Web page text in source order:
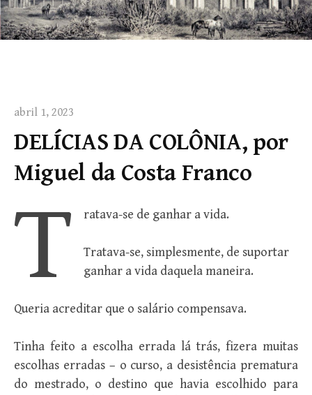
abril 1, 2023
DELÍCIAS DA COLÔNIA, por
Miguel da Costa Franco
T ratava-se de ganhar a vida.
Tratava-se, simplesmente, de suportar
ganhar a vida daquela maneira.
Queria acreditar que o salário compensava.
Tinha feito a escolha errada lá trás, fizera muitas
escolhas erradas – o curso, a desistência prematura
do mestrado, o destino que havia escolhido para